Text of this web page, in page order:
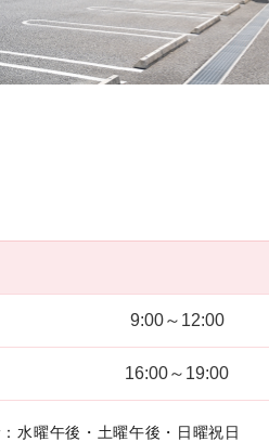
9:00～12:00
16:00～19:00
水曜午後・土曜午後・日曜祝日